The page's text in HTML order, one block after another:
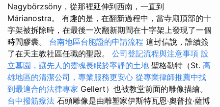
Nagybörzsöny，從那裡延伸到西南，一直到
Márianostra。 有趣的是，在翻新過程中，當寺廟頂部的十
字架被拆除時，在最後一次翻新期間在十字架上發現了一個
時間膠囊。 台南地區台胞證的申請流程 這封信說，誰續簽
了在天主教社區任職的聖殿。 公司登記流程與注意事項 設
立墓園，讓先人的靈魂長眠於寧靜的土地 聖格勒特（St. 高
雄地區的清潔公司，專業服務更安心 從專業律師推薦中找
到最適合的法律專家 Gellert）也被教堂前面的雕像描繪。
台中撥筋療法 石頭雕像是由雕塑家伊斯特瓦恩·奧普拉·薩博